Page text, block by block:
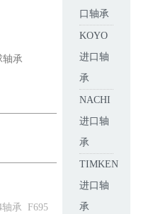
轴承
轴承
F695
口轴承
KOYO
进口轴
承
NACHI
进口轴
承
TIMKEN
进口轴
承